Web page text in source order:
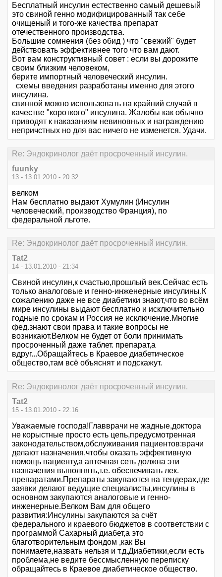
Бесплатный инсулин естественно самый дешевый
это свиной генно модифицированный так себе
очищеный и того-же качества препарат
отечественного производства.
Большие сомнения (без обид ) что "свежий" будет
действовать эффективнее того что вам дают.
Вот вам конструктивный совет : если вы дорожите
своим близким человеком,
берите импортный человеческий инсулин.
схемы введения разработаны именно для этого
инсулина.
свинной можно использовать на крайний случай в
качестве "короткого" инсулина. Жалобы как обычно
приводят к наказаниям невиновных и награждению
непричстных но для вас ничего не изменется. Удачи.
Re: Эндокринолог даёт просроченный инсулин.
fuunky
13 - 13.01.2010 - 20:32
велком
Нам бесплатно выдают Хумулин (Инсулин
человеческий, производство Франция), по
федеральной льготе.
Re: Эндокринолог даёт просроченный инсулин.
Tat2
14 - 13.01.2010 - 21:34
Свиной инсулин,к счастью,прошлый век.Сейчас есть
только аналоговые и генно-инженерные инсулины.К
сожалению даже не все диабетики знают,что во всём
мире инсулины выдают бесплатно и исключительно
годные по срокам и Россия не исключение.Многие
фед.знают свои права и такие вопросы не
возникают.Велком не будет от боли принимать
просроченный даже таблет. препарат,а
вдруг...Обращайтесь в Краевое диабетическое
общество,там всё объяснят и подскажут.
Re: Эндокринолог даёт просроченный инсулин.
Tat2
15 - 13.01.2010 - 22:16
Уважаемые господа!Главврачи не жадные,доктора
не корыстные просто есть цепь,предусмотренная
законодательством,обслуживания пациентов:врачи
делают назначения,чтобы оказать эффективную
помощь пациенту,а аптечная сеть должна эти
назначения выполнять,т.е. обеспечивать лек.
препаратами.Препараты закупаются на тендерах,где
заявки делают ведущие специалисты,инсулины в
основном закупаются аналоговые и генно-
инженерные.Велком Вам для общего
развития:Инсулины закупаются за счёт
федерального и краевого бюджетов в соответствии с
программой Сахарный диабет,а это
благотворительным фондом ,как Вы
понимаете,назвать нельзя и т.д.Диабетики,если есть
проблема,не ведите бессмысленную переписку
обращайтесь в Краевое диабетическое общество.